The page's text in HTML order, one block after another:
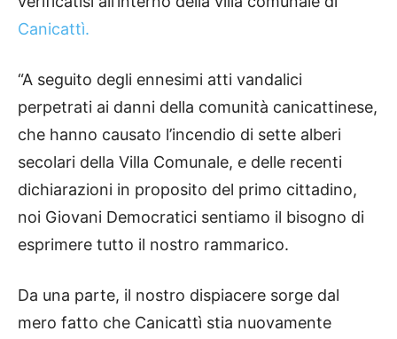
Canicattì.
“A seguito degli ennesimi atti vandalici
perpetrati ai danni della comunità canicattinese,
che hanno causato l’incendio di sette alberi
secolari della Villa Comunale, e delle recenti
dichiarazioni in proposito del primo cittadino,
noi Giovani Democratici sentiamo il bisogno di
esprimere tutto il nostro rammarico.
Da una parte, il nostro dispiacere sorge dal
mero fatto che Canicattì stia nuovamente